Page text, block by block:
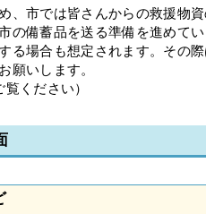
市では皆さんからの救援物
の備蓄品を送る準備を進めて
る場合も想定されます。その
願いします。
ください）